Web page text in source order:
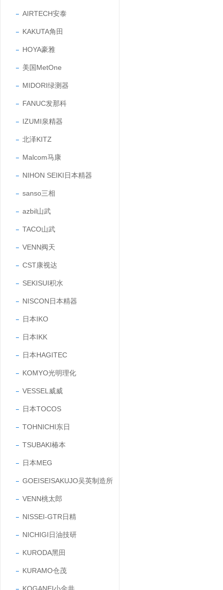
AIRTECH安泰
KAKUTA角田
HOYA豪雅
美国MetOne
MIDORI绿测器
FANUC发那科
IZUMI泉精器
北泽KITZ
Malcom马康
NIHON SEIKI日本精器
sanso三相
azbil山武
TACO山武
VENN阀天
CST康视达
SEKISUI积水
NISCON日本精器
日本IKO
日本IKK
日本HAGITEC
KOMYO光明理化
VESSEL威威
日本TOCOS
TOHNICHI东日
TSUBAKI椿本
日本MEG
GOEISEISAKUJO吴英制造所
VENN桃太郎
NISSEI-GTR日精
NICHIGI日油技研
KURODA黑田
KURAMO仓茂